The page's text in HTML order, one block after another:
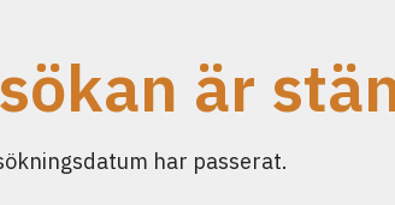
är
har passerat.